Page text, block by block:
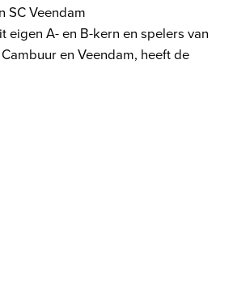
SC Veendam
A- en B-kern en spelers van
en Veendam, heeft de